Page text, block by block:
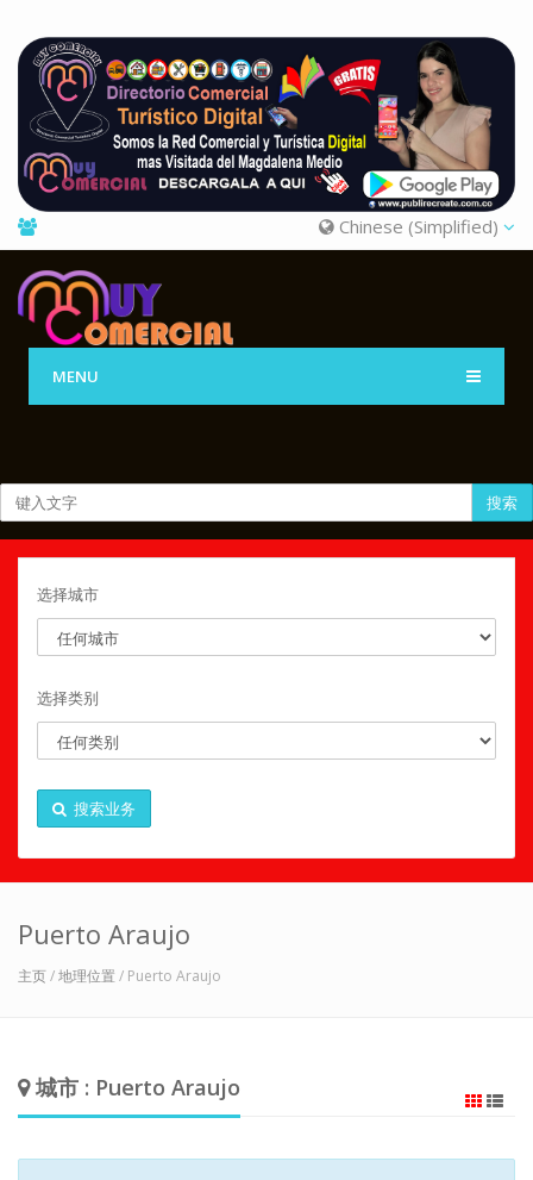
Chinese (Simplified)
MENU
搜索
选择城市
选择类别
搜索业务
Puerto Araujo
主页/地理位置 / Puerto Araujo
城市 : Puerto Araujo